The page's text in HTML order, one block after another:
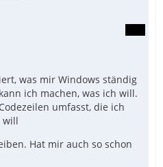
was mir Windows ständig
ich machen, was ich will.
umfasst, die ich
will
Hat mir auch so schon